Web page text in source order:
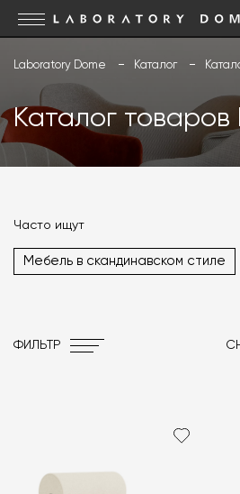
Laboratory Dome Каталог
Каталог товаров
Часто ищут
Мебель в скандинавском стиле
ФИЛЬТР